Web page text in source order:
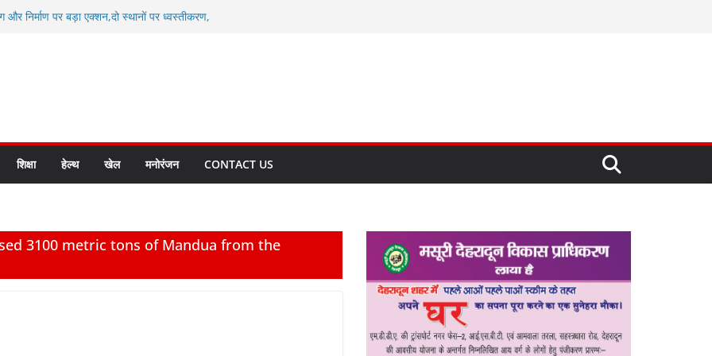
और निर्माण पर बड़ा एक्शन,दो स्थानों पर ध्वस्तीकरण,
टू ग्लोबल’ के संकल्प को आगे बढ़ा रही उत्तराखंड
के पदक विजेताओं और प्रशिक्षकों को
क्रीड़ा विश्वविद्यालय गौलापार के निर्माण कार्यों की
शिक्षा हेल्थ खेल मनोरंजन CONTACT US
3100 metric tons of Mandua from the